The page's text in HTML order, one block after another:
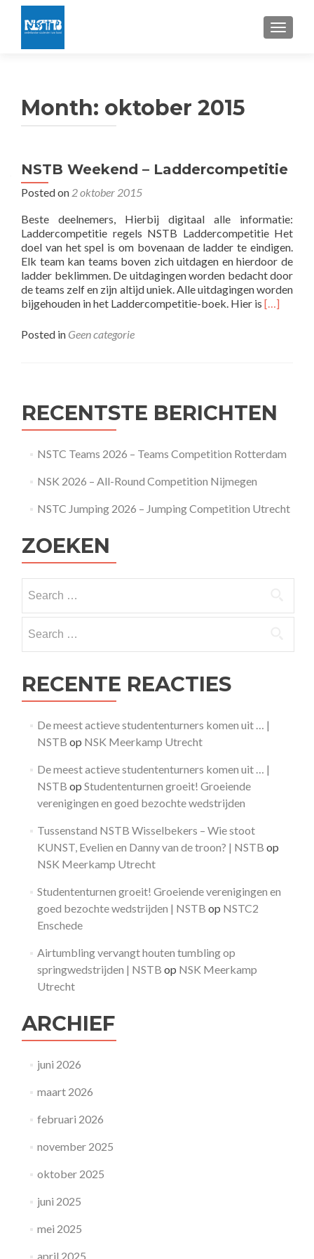
Month: oktober 2015
NSTB Weekend – Laddercompetitie
Posted on 2 oktober 2015
Beste deelnemers, Hierbij digitaal alle informatie:
Laddercompetitie regels NSTB Laddercompetitie Het
doel van het spel is om bovenaan de ladder te eindigen.
Elk team kan teams boven zich uitdagen en hierdoor de
ladder beklimmen. De uitdagingen worden bedacht door
de teams zelf en zijn altijd uniek. Alle uitdagingen worden
bijgehouden in het Laddercompetitie-boek. Hier is Read
[…]
Posted in Geen categorie
RECENTSTE BERICHTEN
NSTC Teams 2026 – Teams Competition Rotterdam
NSK 2026 – All-Round Competition Nijmegen
NSTC Jumping 2026 – Jumping Competition Utrecht
ZOEKEN
for:
for:
RECENTE REACTIES
De meest actieve studententurners komen uit … |
NSTB op NSK Meerkamp Utrecht
De meest actieve studententurners komen uit … |
NSTB op Studententurnen groeit! Groeiende
verenigingen en goed bezochte wedstrijden
Tussenstand NSTB Wisselbekers – Wie stoot
KUNST, Evelien en Danny van de troon? | NSTB op
NSK Meerkamp Utrecht
Studententurnen groeit! Groeiende verenigingen en
goed bezochte wedstrijden | NSTB op NSTC2
Enschede
Airtumbling vervangt houten tumbling op
springwedstrijden | NSTB op NSK Meerkamp
Utrecht
ARCHIEF
juni 2026
maart 2026
februari 2026
november 2025
oktober 2025
juni 2025
mei 2025
april 2025